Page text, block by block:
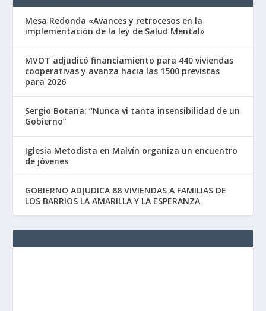
Mesa Redonda «Avances y retrocesos en la
implementación de la ley de Salud Mental»
MVOT adjudicó financiamiento para 440 viviendas
cooperativas y avanza hacia las 1500 previstas
para 2026
Sergio Botana: “Nunca vi tanta insensibilidad de un
Gobierno”
Iglesia Metodista en Malvín organiza un encuentro
de jóvenes
GOBIERNO ADJUDICA 88 VIVIENDAS A FAMILIAS DE
LOS BARRIOS LA AMARILLA Y LA ESPERANZA